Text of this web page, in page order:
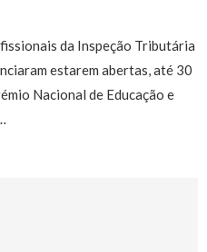
da Inspeção Tributária
estarem abertas, até 30
Nacional de Educação e